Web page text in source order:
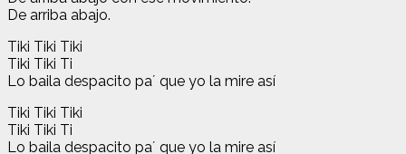
De arriba abajo.
Tiki Tiki Tiki
Tiki Tiki Ti
Lo baila despacito pa´ que yo la mire así
Tiki Tiki Tiki
Tiki Tiki Ti
Lo baila despacito pa´ que yo la mire así